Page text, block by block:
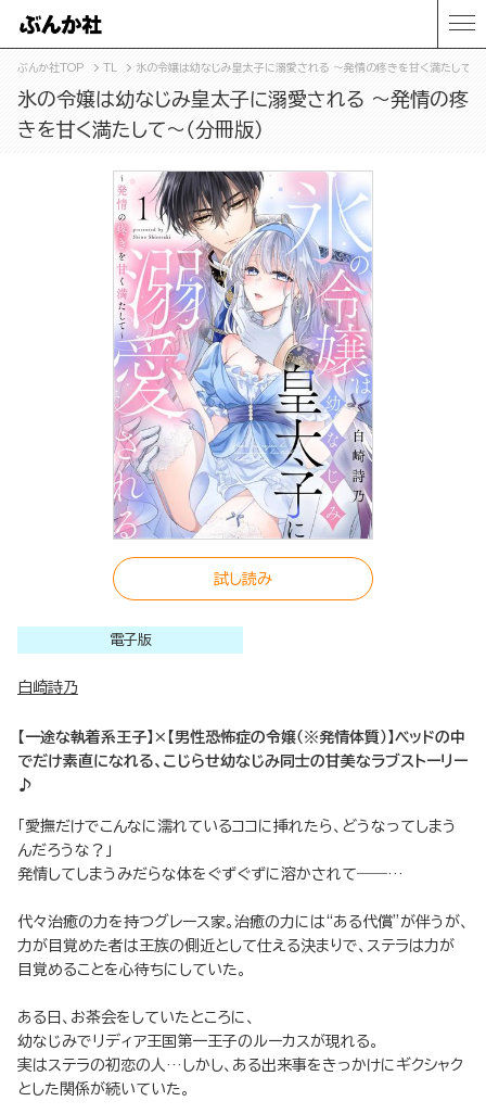
ぶんか社TOP TL 氷の令嬢は幼なじみ皇太子に溺愛される ～発情の疼きを甘く満たして～
氷の令嬢は幼なじみ皇太子に溺愛される ～発情の疼
きを甘く満たして～（分冊版）
試し読み
電子版
白崎詩乃
【一途な執着系王子】×【男性恐怖症の令嬢（※発情体質）】ベッドの中
でだけ素直になれる、こじらせ幼なじみ同士の甘美なラブストーリー
♪
「愛撫だけでこんなに濡れているココに挿れたら、どうなってしまう
んだろうな？」
発情してしまうみだらな体をぐずぐずに溶かされて――…
代々治癒の力を持つグレース家。治癒の力には“ある代償”が伴うが、
力が目覚めた者は王族の側近として仕える決まりで、ステラは力が
目覚めることを心待ちにしていた。
ある日、お茶会をしていたところに、
幼なじみでリディア王国第一王子のルーカスが現れる。
実はステラの初恋の人…しかし、ある出来事をきっかけにギクシャク
とした関係が続いていた。